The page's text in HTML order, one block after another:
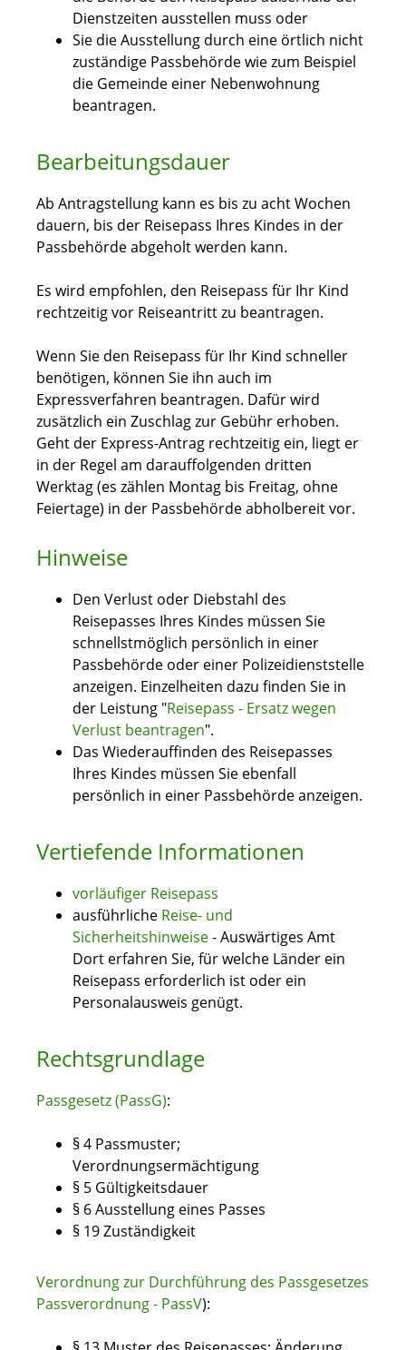
Dienstzeiten ausstellen muss oder
Sie die Ausstellung durch eine örtlich nicht
zuständige Passbehörde wie zum Beispiel
die Gemeinde einer Nebenwohnung
beantragen.
Bearbeitungsdauer
Ab Antragstellung kann es bis zu acht Wochen
dauern, bis der Reisepass Ihres Kindes in der
Passbehörde abgeholt werden kann.
Es wird empfohlen, den Reisepass für Ihr Kind
rechtzeitig vor Reiseantritt zu beantragen.
Wenn Sie den Reisepass für Ihr Kind schneller
benötigen, können Sie ihn auch im
Expressverfahren beantragen. Dafür wird
zusätzlich ein Zuschlag zur Gebühr erhoben.
Geht der Express-Antrag rechtzeitig ein, liegt er
in der Regel am darauffolgenden dritten
Werktag (es zählen Montag bis Freitag, ohne
Feiertage) in der Passbehörde abholbereit vor.
Hinweise
Den Verlust oder Diebstahl des
Reisepasses Ihres Kindes müssen Sie
schnellstmöglich persönlich in einer
Passbehörde oder einer Polizeidienststelle
anzeigen. Einzelheiten dazu finden Sie in
der Leistung "Reisepass - Ersatz wegen
Verlust beantragen".
Das Wiederauffinden des Reisepasses
Ihres Kindes müssen Sie ebenfall
persönlich in einer Passbehörde anzeigen.
Vertiefende Informationen
vorläufiger Reisepass
ausführliche Reise- und
Sicherheitshinweise- Auswärtiges Amt
Dort erfahren Sie, für welche Länder ein
Reisepass erforderlich ist oder ein
Personalausweis genügt.
Rechtsgrundlage
Passgesetz (PassG):
§ 4 Passmuster;
Verordnungsermächtigung
§ 5 Gültigkeitsdauer
§ 6 Ausstellung eines Passes
§ 19 Zuständigkeit
Verordnung zur Durchführung des Passgesetzes
Passverordnung - PassV):